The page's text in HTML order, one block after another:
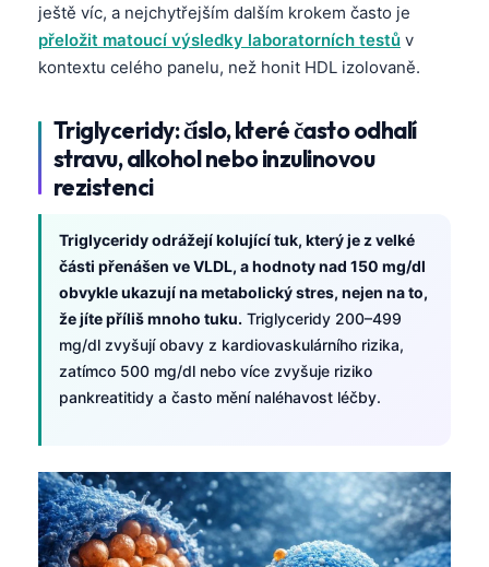
ještě víc, a nejchytřejším dalším krokem často je
přeložit matoucí výsledky laboratorních testů v
kontextu celého panelu, než honit HDL izolovaně.
Triglyceridy: číslo, které často odhalí
stravu, alkohol nebo inzulinovou
rezistenci
Triglyceridy odrážejí kolující tuk, který je z velké
části přenášen ve VLDL, a hodnoty nad 150 mg/dl
obvykle ukazují na metabolický stres, nejen na to,
že jíte příliš mnoho tuku. Triglyceridy 200–499
mg/dl zvyšují obavy z kardiovaskulárního rizika,
zatímco 500 mg/dl nebo více zvyšuje riziko
pankreatitidy a často mění naléhavost léčby.